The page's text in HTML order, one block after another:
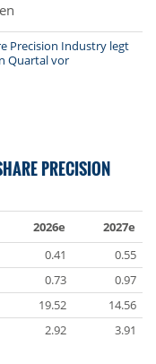
Precision Industry legt
Quartal vor
PRECISION
2026e
2027e
0.41
0.55
0.73
0.97
19.52
14.56
2.92 3.91